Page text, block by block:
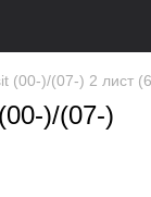
(00-)/(07-) 2 лист
)/(07-)